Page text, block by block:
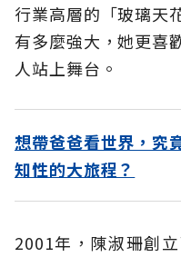
行業高層的「玻璃天
有多麼強大，她更喜
人站上舞台。
想帶爸爸看世界，究
知性的大旅程？
2001年，陳淑珊創